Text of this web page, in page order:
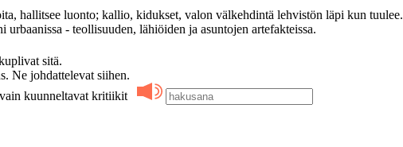
hallitsee luonto; kallio, kidukset, valon välkehdintä lehvistön läpi kun tuulee.
- teollisuuden, lähiöiden ja asuntojen artefakteissa.
sitä.
Ne johdattelevat siihen.
kuunneltavat kritiikit